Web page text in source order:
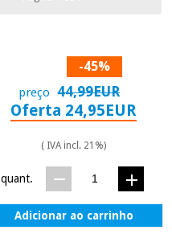
-45%
preço 44,99EUR
Oferta 24,95EUR
( IVA incl. 21%)
quant.
Adicionar ao carrinho